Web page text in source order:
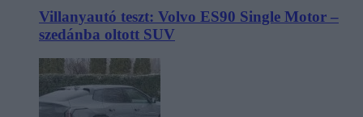
Villanyautó teszt: Volvo ES90 Single Motor –
szedánba oltott SUV